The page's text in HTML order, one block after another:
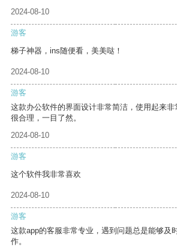
2024-08-10
游客
梯子神器，ins随便看，美美哒！
2024-08-10
游客
这款办公软件的界面设计非常简洁，使用起来
很合理，一目了然。
2024-08-10
游客
这个软件我非常喜欢
2024-08-10
游客
这款app的客服非常专业，遇到问题总是能够及
作。